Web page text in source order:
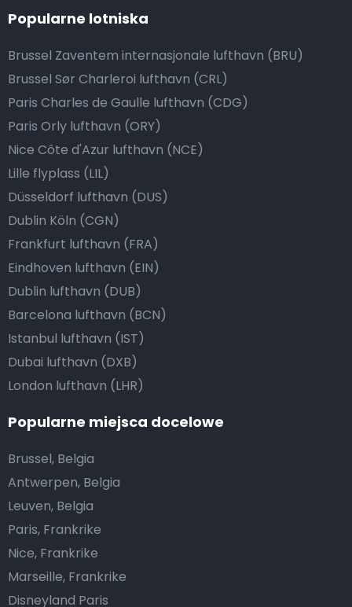
Popularne lotniska
Brussel Zaventem internasjonale lufthavn (BRU)
Brussel Sør Charleroi lufthavn (CRL)
Paris Charles de Gaulle lufthavn (CDG)
Paris Orly lufthavn (ORY)
Nice Côte d'Azur lufthavn (NCE)
Lille flyplass (LIL)
Düsseldorf lufthavn (DUS)
Dublin Köln (CGN)
Frankfurt lufthavn (FRA)
Eindhoven lufthavn (EIN)
Dublin lufthavn (DUB)
Barcelona lufthavn (BCN)
Istanbul lufthavn (IST)
Dubai lufthavn (DXB)
London lufthavn (LHR)
Popularne miejsca docelowe
Brussel, Belgia
Antwerpen, Belgia
Leuven, Belgia
Paris, Frankrike
Nice, Frankrike
Marseille, Frankrike
Disneyland Paris